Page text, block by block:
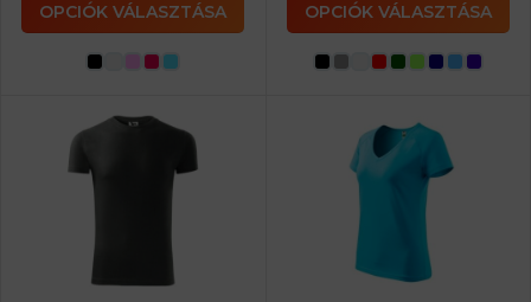
OPCIÓK VÁLASZTÁSA OPCIÓK VÁLASZTÁSA